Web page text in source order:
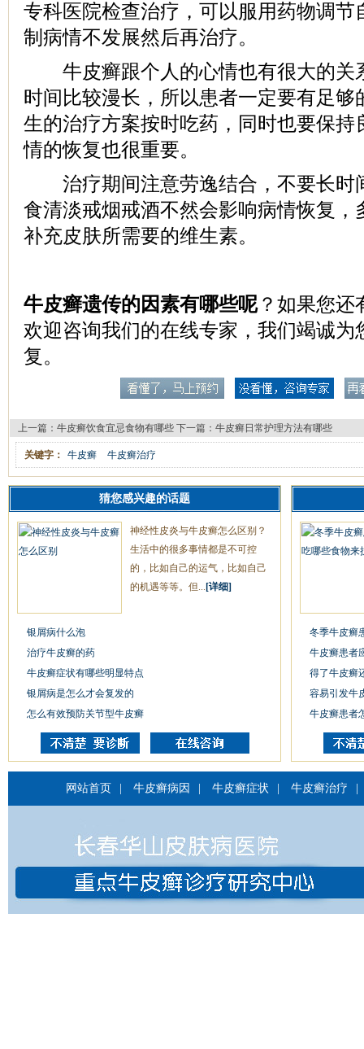
专科医院检查治疗，可以服用药物调节
制病情不发展然后再治疗。
牛皮癣跟个人的心情也有很大的关
时间比较漫长，所以患者一定要有足够
生的治疗方案按时吃药，同时也要保持
情的恢复也很重要。
治疗期间注意劳逸结合，不要长时
食清淡戒烟戒酒不然会影响病情恢复，
补充皮肤所需要的维生素。
牛皮癣遗传的因素有哪些呢？如果您还
欢迎咨询我们的在线专家，我们竭诚为
复。
上一篇： 牛皮癣饮食宜忌食物有哪些 下一篇： 牛皮癣日常护理方法有哪些
关键字： 牛皮癣 牛皮癣治疗
猜您感兴趣的话题
神经性皮炎与牛皮癣怎么区别？
生活中的很多事情都是不可控
的，比如自己的运气，比如自己
的机遇等等。但... [详细]
银屑病什么泡
治疗牛皮癣的药
牛皮癣症状有哪些明显特点
银屑病是怎么才会复发的
怎么有效预防关节型牛皮癣
冬季牛皮癣
牛皮癣患者
得了牛皮癣
容易引发牛
牛皮癣患者
网站首页 牛皮癣病因 牛皮癣症状 牛皮癣治疗